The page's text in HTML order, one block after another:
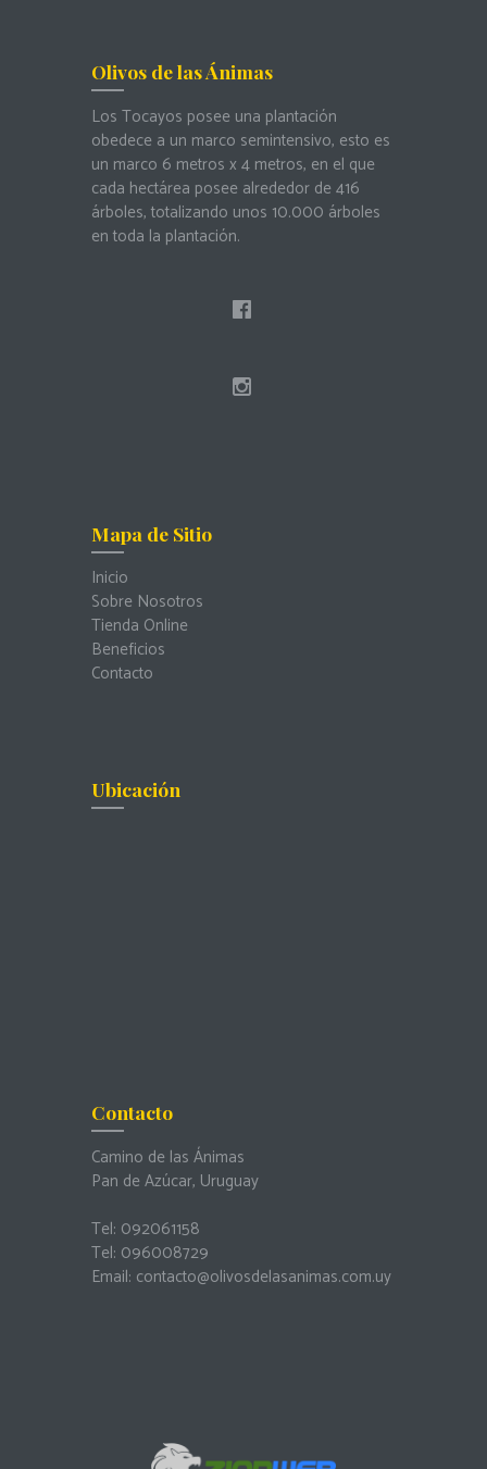
Olivos de las Ánimas
Los Tocayos posee una plantación
obedece a un marco semintensivo, esto es
un marco 6 metros x 4 metros, en el que
cada hectárea posee alrededor de 416
árboles, totalizando unos 10.000 árboles
en toda la plantación.
Mapa de Sitio
Inicio
Sobre Nosotros
Tienda Online
Beneficios
Contacto
Ubicación
Contacto
Camino de las Ánimas
Pan de Azúcar, Uruguay
Tel: 092061158
Tel: 096008729
Email: contacto@olivosdelasanimas.com.uy